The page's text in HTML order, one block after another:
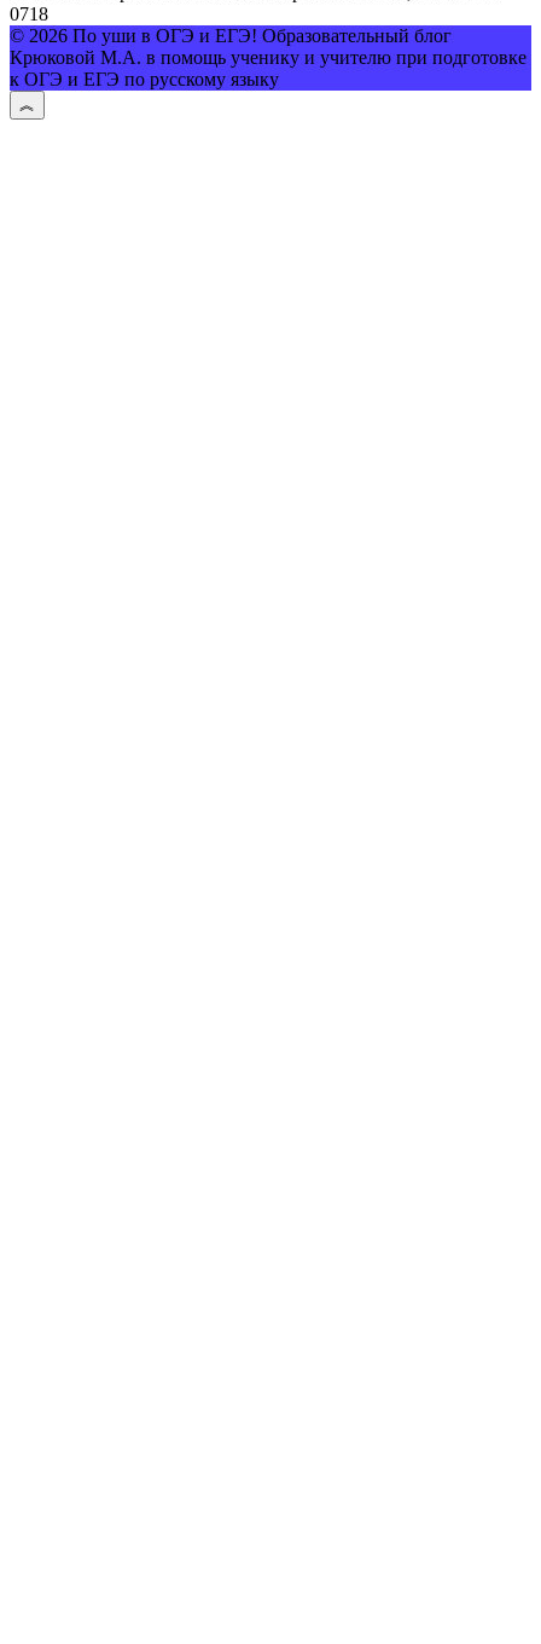
0718
© 2026 По уши в ОГЭ и ЕГЭ! Образовательный блог
Крюковой М.А. в помощь ученику и учителю при подготовке
к ОГЭ и ЕГЭ по русскому языку